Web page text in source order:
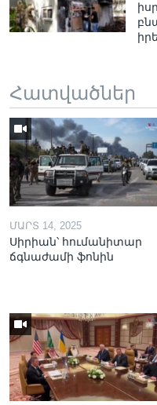
Հատվածներ
ՄԱՐՏ 14, 2025
Սիրիան՝ հումանիտար
ճգնաժամի ֆոնին